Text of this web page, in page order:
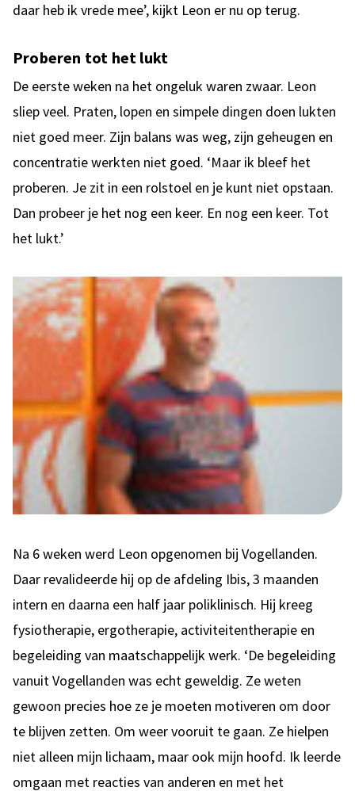
daar heb ik vrede mee’, kijkt Leon er nu op terug.
Proberen tot het lukt
De eerste weken na het ongeluk waren zwaar. Leon
sliep veel. Praten, lopen en simpele dingen doen lukten
niet goed meer. Zijn balans was weg, zijn geheugen en
concentratie werkten niet goed. ‘Maar ik bleef het
proberen. Je zit in een rolstoel en je kunt niet opstaan.
Dan probeer je het nog een keer. En nog een keer. Tot
het lukt.’
Na 6 weken werd Leon opgenomen bij Vogellanden.
Daar revalideerde hij op de afdeling Ibis, 3 maanden
intern en daarna een half jaar poliklinisch. Hij kreeg
fysiotherapie, ergotherapie, activiteitentherapie en
begeleiding van maatschappelijk werk. ‘De begeleiding
vanuit Vogellanden was echt geweldig. Ze weten
gewoon precies hoe ze je moeten motiveren om door
te blijven zetten. Om weer vooruit te gaan. Ze hielpen
niet alleen mijn lichaam, maar ook mijn hoofd. Ik leerde
omgaan met reacties van anderen en met het